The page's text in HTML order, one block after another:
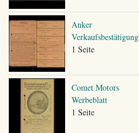
Anker
Verkaufsbestätigung
1 Seite
Comet Motors
Werbeblatt
1 Seite